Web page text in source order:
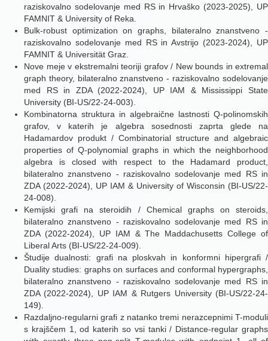
raziskovalno sodelovanje med RS in Hrvaško (2023-2025), UP
FAMNIT & University of Reka.
Bulk-robust optimization on graphs, bilateralno znanstveno -
raziskovalno sodelovanje med RS in Avstrijo (2023-2024), UP
FAMNIT & Universität Graz.
Nove meje v ekstremalni teoriji grafov / New bounds in extremal
graph theory, bilateralno znanstveno - raziskovalno sodelovanje
med RS in ZDA (2022-2024), UP IAM & Mississippi State
University (BI-US/22-24-003).
Kombinatorna struktura in algebraične lastnosti Q-polinomskih
grafov, v katerih je algebra sosednosti zaprta glede na
Hadamardov produkt / Combinatorial structure and algebraic
properties of Q-polynomial graphs in which the neighborhood
algebra is closed with respect to the Hadamard product,
bilateralno znanstveno - raziskovalno sodelovanje med RS in
ZDA (2022-2024), UP IAM & University of Wisconsin (BI-US/22-
24-008).
Kemijski grafi na steroidih / Chemical graphs on steroids,
bilateralno znanstveno - raziskovalno sodelovanje med RS in
ZDA (2022-2024), UP IAM & The Maddachusetts College of
Liberal Arts (BI-US/22-24-009).
Študije dualnosti: grafi na ploskvah in konformni hipergrafi /
Duality studies: graphs on surfaces and conformal hypergraphs,
bilateralno znanstveno - raziskovalno sodelovanje med RS in
ZDA (2022-2024), UP IAM & Rutgers University (BI-US/22-24-
149).
Razdaljno-regularni grafi z natanko tremi nerazcepnimi T-moduli
s krajščem 1, od katerih so vsi tanki / Distance-regular graphs